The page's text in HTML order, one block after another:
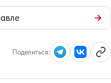
→
Поделиться: